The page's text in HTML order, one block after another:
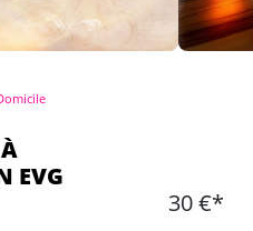
EVG
30 €*